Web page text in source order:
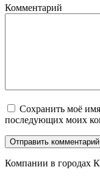
Комментарий
Сохранить моё
последующих моих
Компании в городах